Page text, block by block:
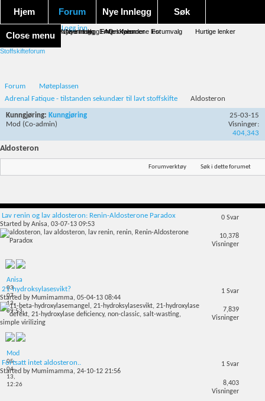
Hjem Forum
Nye innlegg FAQ Kalender Forumvalg Hurtige lenker
Nye Innlegg
Nye innlegg Merk forumene lest
Søk
Avansert søk Emneskyen
Close menu
Logg inn
Stoffskifteforum
Forum
Møteplassen
Adrenal Fatique - tilstanden sekundær til lavt stoffskifte
Aldosteron
Kunngjøring: Kunngjøring
Mod (Co-admin)
25-03-15
Visninger:
404,343
Aldosteron
Forumverktøy Søk i dette forumet
Lav renin og lav aldosteron: Renin-Aldosterone Paradox
Started byAnisa, 03-07-13 09:53
0 Svar
10,378
Visninger
Anisa
03-
07-
13,
09:53
21-hydroksylasesvikt?
Started by Mumimamma, 05-04-13 08:44
1 Svar
7,839
Visninger
Mod
05-
04-
13,
12:26
Fortsatt intet aldosteron..
Started by Mumimamma, 24-10-12 21:56
1 Svar
8,403
Visninger